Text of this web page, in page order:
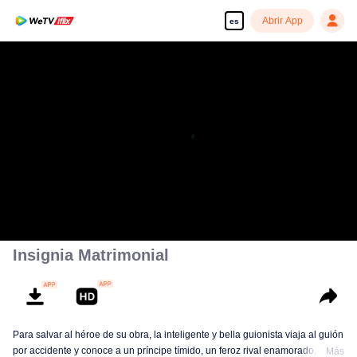
es Abrir App
Insignia Matrimonial
Para salvar al héroe de su obra, la inteligente y bella guionista viaja al guión
por accidente y conoce a un príncipe tímido, un feroz rival enamorado, unMás